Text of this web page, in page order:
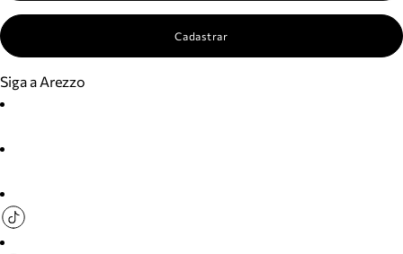
Cadastrar
Siga a Arezzo